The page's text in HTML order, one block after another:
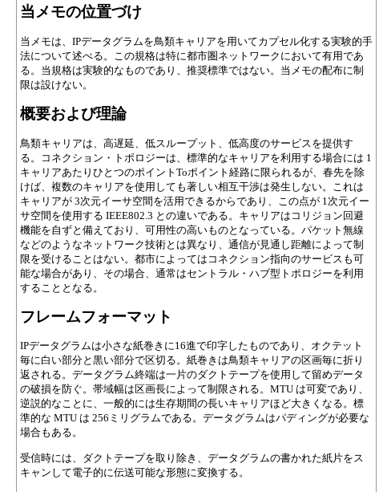
当メモの位置づけ
当メモは、IPデータグラムを鳥類キャリアを用いてカプセル化する実験的手
法について述べる。この規格は特に都市圏ネットワークにおいて有用であ
る。当規格は実験的なものであり、推奨標準ではない。当メモの配布に制
限は設けない。
概要および理論
鳥類キャリアは、高遅延、低スループット、低高度のサービスを提供す
る。コネクション・トポロジーは、標準的なキャリアを利用する場合には 1
キャリアあたりひとつのポイントToポイント経路に限られるが、春先を除
けば、複数のキャリアを使用しても著しい相互干渉は発生しない。これは
キャリアが 3次元イーサ空間を活用できるからであり、この点が 1次元イー
サ空間を使用する IEEE802.3 との違いである。キャリアはコリジョン回避
機能を自ずと備えており、可用性の高いものとなっている。パケット無線
などのようなネットワーク技術とは異なり、通信が見通し距離によって制
限を受けることはない。都市によってはコネクション指向のサービスも可
能な場合があり、その場合、通常はセントラル・ハブ型トポロジーを利用
することとなる。
フレームフォーマット
IPデータグラムは小さな紙巻きに16進で印字したものであり、オクテット
毎に白い部分と黒い部分で区切る。紙巻きは鳥類キャリアの区画毎に折り
返される。データグラム終端は一片のダクトテープを使用して留めデータ
の破損を防ぐ。帯域幅は区画長によって制限される。MTU は可変であり、
逆説的なことに、一般的には生存期間の長いキャリアほど大きくなる。標
準的な MTU は 256ミリグラムである。データグラムはパディングが必要な
場合もある。
受信時には、ダクトテープを取り除き、データグラムの書かれた紙片をス
キャンして電子的に伝送可能な形態に変換する。